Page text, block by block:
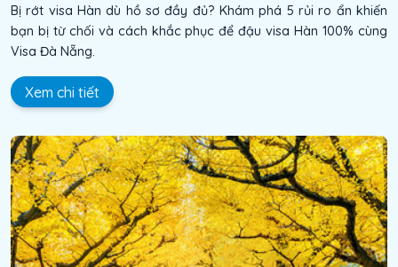
Bị rớt visa Hàn dù hồ sơ đầy đủ? Khám phá 5 rủi ro ẩn khiến
bạn bị từ chối và cách khắc phục để đậu visa Hàn 100% cùng
Visa Đà Nẵng.
Xem chi tiết